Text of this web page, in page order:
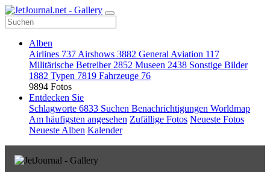
Alben
Airlines 737 Airshows 3882 General Aviation 117
Militärische Betreiber 2852 Museen 2438 Sonstige Bilder
1882 Typen 7819 Fahrzeuge 76
9894 Fotos
Entdecken Sie
Schlagworte 6833 Suchen Benachrichtigungen Worldmap
Am häufigsten angesehen Zufällige Fotos Neueste Fotos
Neueste Alben Kalender